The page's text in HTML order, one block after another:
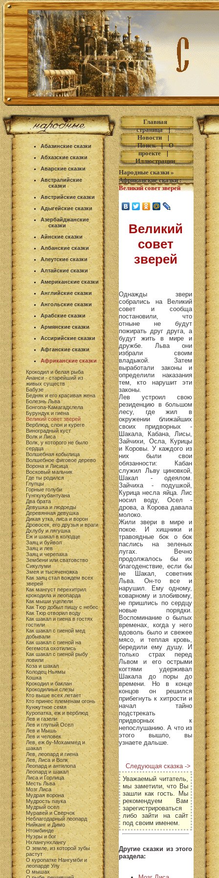
Абазинские сказки
Абхазские сказки
Аварские сказки
Австралийские
сказки
Австрийские сказки
Адыгейские сказки
Азербайджанские
сказки
Айнские сказки
Албанские сказки
Алеутские сказки
Алтайские сказки
Американские сказки
Английские сказки
Ангольские сказки
Арабские сказки
Армянские сказки
Ассирийские сказки
Афганские сказки
Африканские сказки
Крокодил и белая рыба
Ананси - старейший из
живых существ
Бабузе
Бедняк и его красивая жена
Болезнь Льва
Бонгопа-Камагадхлела
Бурундук и гиена
Великий совет зверей
Верблюд, слон и куреге
Виноградный куст
Волк и Лиса
Волк, у которого не было
сердца
Волшебная кобылица
Волшебное фиговое дерево
Ворона и Лисица
Восковый мальчик
Где ты родился
Глупцы
Горные голуби
Гунгкукубантуана
Два брата
Девушка и людоеды
Деревянная девушка
Дикая утка, лиса и ворон
Дровосек, его друзья и враги
Дхлубу и лягушка
Еж и шакал в колодце
Заяц и буйвол
Заяц и лев
Заяц и черепаха
Зембени или сватовство
Сикулуми
Змея и тысяченожка
Как заяц стал вождем всех
зверей
Как мангуст перехитрил
крокодила и леопарда
Как мыши уцелели
Как Тюр добыл пищу с небес
Как Тюр отворил воду
Как шакал и гиена в гостях
гостили
Как шакал с гиеной мед
добывали
Как шакал с гиеной на
бегемота охотились
Как шакал с гиеной рыбу
ловили
Коза и шакал
Колодец Ньямы
Кошка
Крокодил и баклан
Крокодилиьи слезы
Кто выше всех летает
Кто принес племенам огонь
Кунжутное семя
Куропатка, еж и верблюд
Лев и газели
Лев и глупый Осел
Лев и Мышь
Лев и человек
Лев, еж бу-Мохаммед и
шакал
Лев, леопард и гиена
Лев, Лиса и Волк
Леопард и антилопа
Леопард и шакал
Лиса и Горлица
Месть Льва
Мозг Лиса
Мудрая ворона
Мудрость паука
Мудрый осел
Муравей и Сверчок
Неблагодарный леопард
Нийканг и Димо
Нтомбинде
Нуэры и бог
Нхлангунхлангу
О земле, из которой зубы
растут
О куропатке Нангумби и
леопарде Улу
О мышах
Главная
страница|
Новости|
Поиск|О
проекте|
Иллюстрации
Народные сказки »
Африканские сказки:
Великий совет зверей
Великий
совет
зверей
Однажды звери
собрались на Великий
совет и сообща
постановили, что
отныне не будут
пожирать друг друга, а
будут жить в мире и
дружбе. Льва они
избрали своим
владыкой. Затем
выработали законы и
определили наказания
тем, кто нарушит эти
законы.
Лев устроил свою
резиденцию в большом
лесу, где жил в
окружении ближайших
своих придворных -
Шакала, Кабана, Лисы,
Зайчихи, Осла, Курицы
и Коровы. У каждого из
них были свои
обязанности: Кабан
служил Льву циновкой,
Шакал - одеялом.
Зайчиха - подушкой,
Курица несла яйца. Лис
носил воду, Осел -
дрова, а Корова давала
молоко.
Жили звери в мире и
покое. И хищники и
травоядные бок о бок
паслись на зеленых
лугах. Вечно
продолжалось бы их
благоденствие, если бы
не Шакал, советник
Льва. Он-то все и
нарушил. Ему одному,
коварному и злобивому,
не пришлись по сердцу
новые порядки.
Воспоминание о былых
временах, когда у него
вдоволь было и свежее
мясо, и теплая кровь,
бередили ему душу. И
только страх перед
Львом и его острыми
когтями удерживал
Шакала до поры до
времени. Но в конце
концов он решился
прибегнуть к хитрости и
начал тайно
подстрекать
придворных к
непослушанию. А что из
этого вышло, вы
узнаете дальше.
Следующая сказка ->
Уважаемый читатель,
мы заметили, что Вы
зашли как гость. Мы
рекомендуем Вам
зарегистрироваться
либо зайти на сайт
под своим именем.
Другие сказки из этого
раздела: